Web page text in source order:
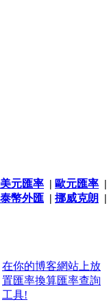
美元匯率 | 歐元匯率 |
泰幣外匯 | 挪威克朗 |
在你的博客網站上放
置匯率換算匯率查詢
工具!